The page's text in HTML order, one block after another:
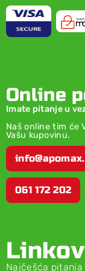
Online
Imate pitanje u
Naš online tim će
Vašu kupovinu.
061 172 202
Najčešća pitanja